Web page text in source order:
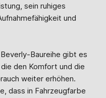
sein ruhiges
und
Baureihe gibt es
den Komfort und die
weiter erhöhen.
dass in Fahrzeugfarbe